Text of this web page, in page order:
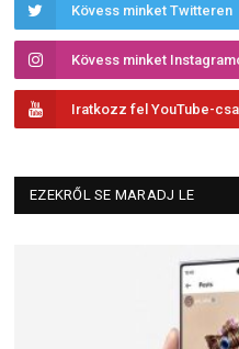
Kövess minket Twitteren
Kövess minket
Iratkozz fel YouTube-
EZEKRŐL SE MARADJ LE